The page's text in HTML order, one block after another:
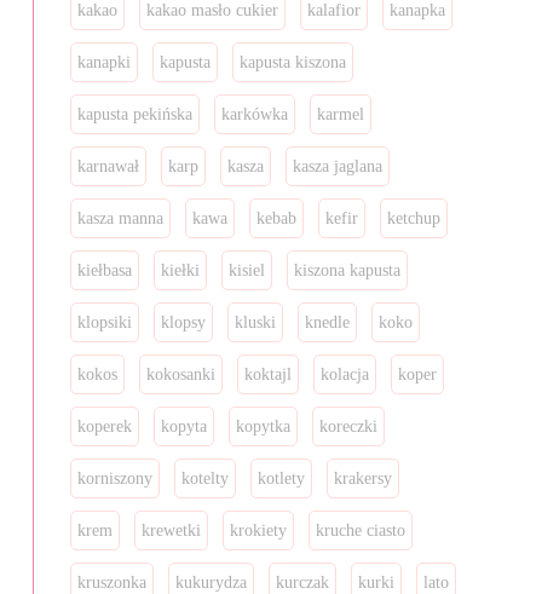
kakao kakao masło cukier kalafior kanapka
kanapki kapusta kapusta kiszona
kapusta pekińska karkówka karmel
karnawał karp kasza kasza jaglana
kasza manna kawa kebab kefir ketchup
kiełbasa kiełki kisiel kiszona kapusta
klopsiki klopsy kluski knedle koko
kokos kokosanki koktajl kolacja koper
koperek kopyta kopytka koreczki
korniszony kotelty kotlety krakersy
krem krewetki krokiety kruche ciasto
kruszonka kukurydza kurczak kurki lato